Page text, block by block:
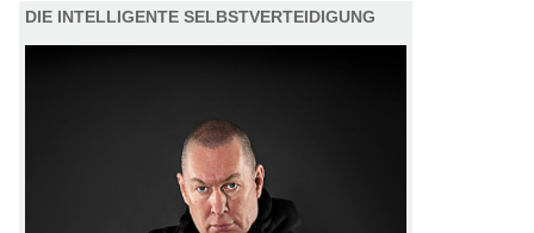
DIE INTELLIGENTE SELBSTVERTEIDIGUNG